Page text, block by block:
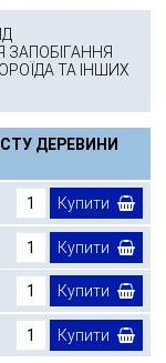
ЗАПОБІГАННЯ
ТА ІНШИХ
ДЕРЕВИНИ
Купити
Купити
Купити
Купити